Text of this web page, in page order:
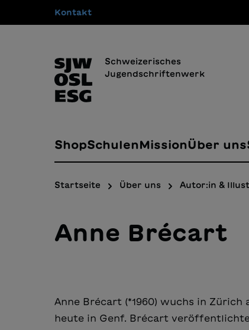
Zur Hauptnavigation springen
Kontakt
Schweizerisches
Jugendschriftenwerk
ShopSchulen MissionÜber uns
Startseite Über uns Autor:in &
Anne Brécart
Anne Brécart (*1960) wuchs in
heute in Genf. Brécart